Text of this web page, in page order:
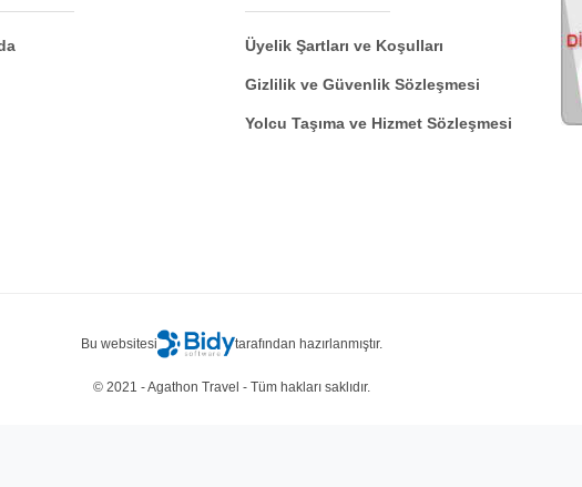
Üyelik Şartları ve Koşulları
Gizlilik ve Güvenlik Sözleşmesi
Yolcu Taşıma ve Hizmet Sözleşmesi
© 2021 - Agathon Travel - Tüm hakları saklıdır.
Bu websitesi tarafından hazırlanmıştır.